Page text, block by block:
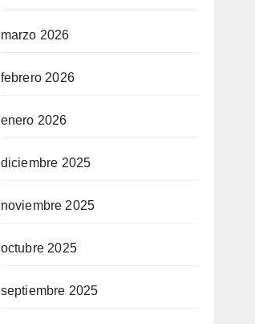
marzo 2026
febrero 2026
enero 2026
diciembre 2025
noviembre 2025
octubre 2025
septiembre 2025